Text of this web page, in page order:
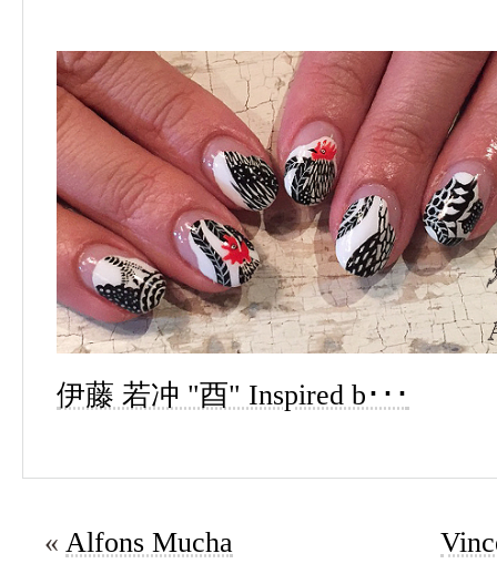
伊藤 若冲 "酉" Inspired b･･･
« Alfons Mucha